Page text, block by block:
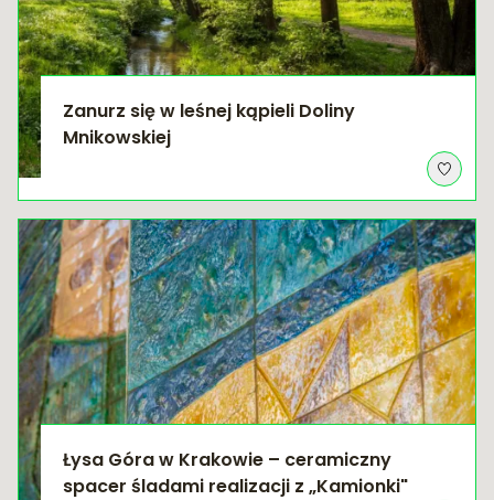
Zanurz się w leśnej kąpieli Doliny
Mnikowskiej
Łysa Góra w Krakowie – ceramiczny
spacer śladami realizacji z „Kamionki"